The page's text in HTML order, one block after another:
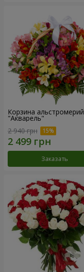
Корзина альстромерий
"Акварель"
2 940 грн
Заказать